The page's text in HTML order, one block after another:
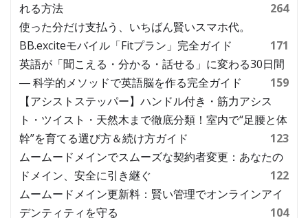
れる方法
264
使った分だけ支払う、いちばん賢いスマホ代。
BB.exciteモバイル「Fitプラン」完全ガイド
171
英語が「聞こえる・分かる・話せる」に変わる30日間
― 科学的メソッドで英語脳を作る完全ガイド
159
【アシストステッパー】ハンドル付き・筋力アシス
ト・ツイスト・天然木まで徹底分類！室内で“足腰と体
幹”を育てる選び方＆続け方ガイド
123
ムームードメインでスムーズな契約者変更：あなたの
ドメイン、安全に引き継ぐ
122
ムームードメイン更新料：賢い管理でオンラインアイ
デンティティを守る
104